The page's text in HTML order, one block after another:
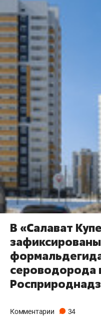
В «Салават
сероводорода
Комментарии 34